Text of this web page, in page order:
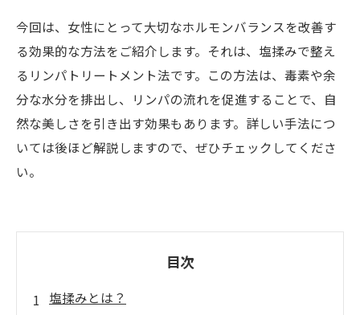
今回は、女性にとって大切なホルモンバランスを改善す
る効果的な方法をご紹介します。それは、塩揉みで整え
るリンパトリートメント法です。この方法は、毒素や余
分な水分を排出し、リンパの流れを促進することで、自
然な美しさを引き出す効果もあります。詳しい手法につ
いては後ほど解説しますので、ぜひチェックしてくださ
い。
目次
塩揉みとは？